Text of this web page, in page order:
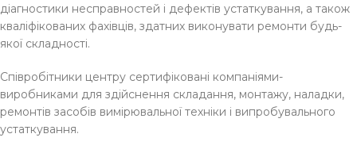
діагностики несправностей і дефектів устаткування, а також
кваліфікованих фахівців, здатних виконувати ремонти будь-
якої складності.
Співробітники центру сертифіковані компаніями-
виробниками для здійснення складання, монтажу, наладки,
ремонтів засобів вимірювальної техніки і випробувального
устаткування.